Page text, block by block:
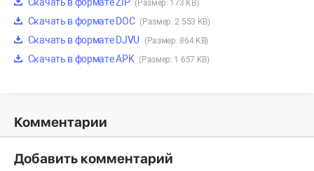
Скачать в формате ZIP (Размер: 173 KB)
Скачать в формате DOC (Размер: 2 553 KB)
Скачать в формате DJVU (Размер: 864 KB)
Скачать в формате APK (Размер: 1 657 KB)
Комментарии
Добавить комментарий